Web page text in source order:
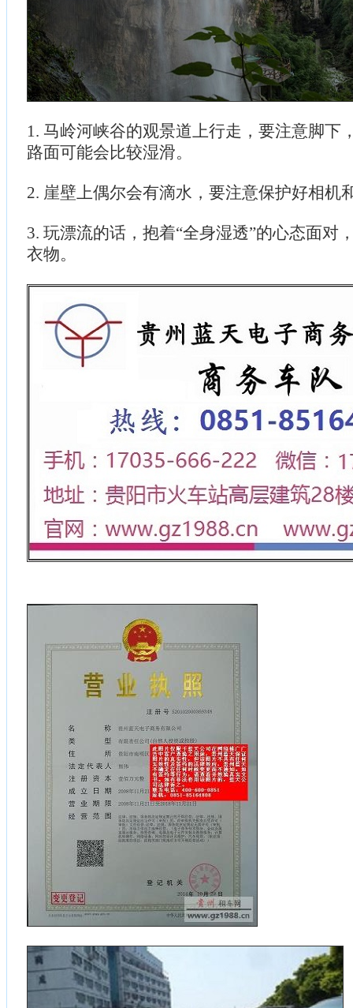
1. 马岭河峡谷的观景道上行走，要注意脚下
路面可能会比较湿滑。
2. 崖壁上偶尔会有滴水，要注意保护好相机
3. 玩漂流的话，抱着“全身湿透”的心态面对
衣物。